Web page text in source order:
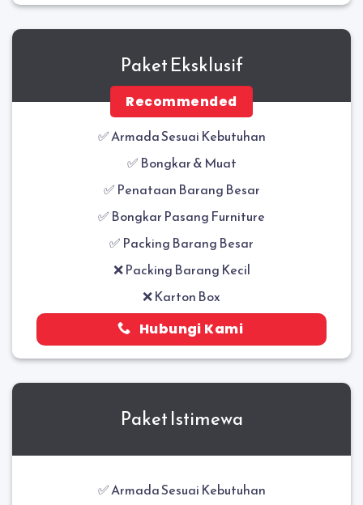
Paket Eksklusif
Recommended
✅ Armada Sesuai Kebutuhan
✅ Bongkar & Muat
✅ Penataan Barang Besar
✅ Bongkar Pasang Furniture
✅ Packing Barang Besar
❌ Packing Barang Kecil
❌ Karton Box
Hubungi Kami
Paket Istimewa
✅ Armada Sesuai Kebutuhan